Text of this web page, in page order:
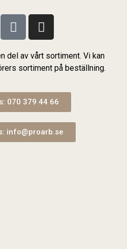
del av vårt sortiment. Vi kan
sortiment på beställning.
070 379 44 66
info@proarb.se